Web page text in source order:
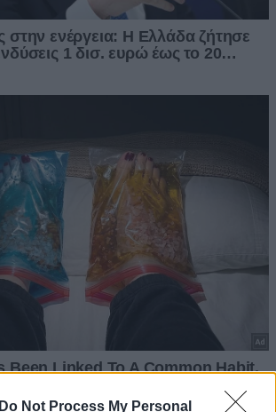
Do Not Process My Personal